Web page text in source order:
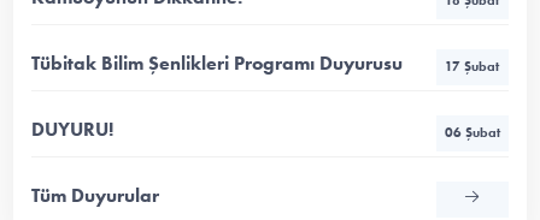
Tübitak Bilim Şenlikleri Programı Duyurusu 17 Şubat
DUYURU! 06 Şubat
Tüm Duyurular